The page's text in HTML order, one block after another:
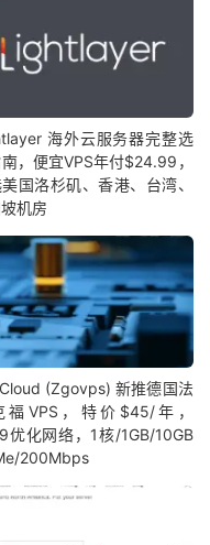
海外云服务器完整选
，便宜VPS年付$24.99，
国洛杉矶、香港、台湾、
机房
(Zgovps) 新推德国法
福VPS，特价$45/年，
优化网络，1核/1GB/10GB
200Mbps